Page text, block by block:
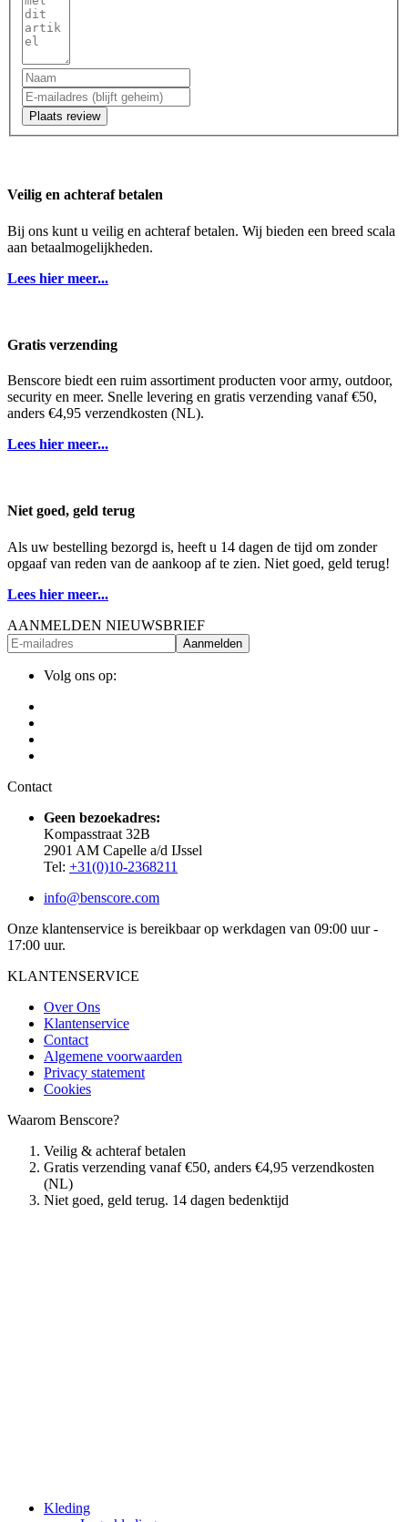
Plaats review
Veilig en achteraf betalen
Bij ons kunt u veilig en achteraf betalen. Wij bieden een breed scala
aan betaalmogelijkheden.
Lees hier meer...
Gratis verzending
Benscore biedt een ruim assortiment producten voor army, outdoor,
security en meer. Snelle levering en gratis verzending vanaf €50,
anders €4,95 verzendkosten (NL).
Lees hier meer...
Niet goed, geld terug
Als uw bestelling bezorgd is, heeft u 14 dagen de tijd om zonder
opgaaf van reden van de aankoop af te zien. Niet goed, geld terug!
Lees hier meer...
AANMELDEN NIEUWSBRIEF
Aanmelden
Volg ons op:
Contact
Geen bezoekadres:
Kompasstraat 32B
2901 AM Capelle a/d IJssel
Tel: +31(0)10-2368211
info@benscore.com
Onze klantenservice is bereikbaar op werkdagen van 09:00 uur -
17:00 uur.
KLANTENSERVICE
Over Ons
Klantenservice
Contact
Algemene voorwaarden
Privacy statement
Cookies
Waarom Benscore?
Veilig & achteraf betalen
Gratis verzending vanaf €50, anders €4,95 verzendkosten
(NL)
Niet goed, geld terug. 14 dagen bedenktijd
Kleding